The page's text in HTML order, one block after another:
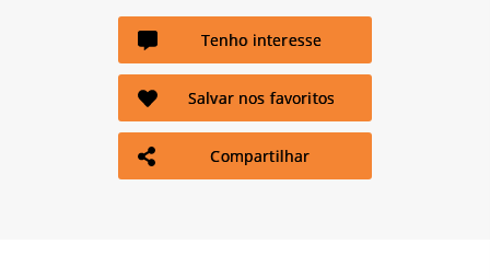
Tenho interesse
Salvar nos favoritos
Compartilhar